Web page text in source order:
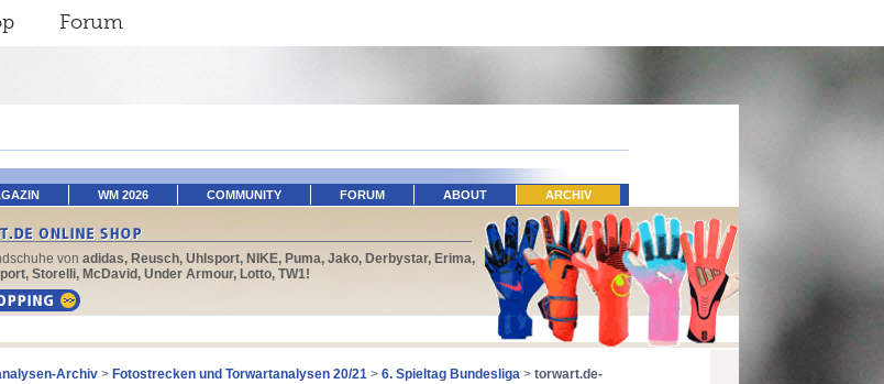
Forum
WM 2026 COMMUNITY FORUM ABOUT ARCHIV
von adidas, Reusch, Uhlsport, NIKE, Puma, Jako, Derbystar, Erima,
Storelli, McDavid, Under Armour, Lotto, TW1!
Archiv > Fotostrecken und Torwartanalysen 20/21 > 6. Spieltag Bundesliga > torwart.de-